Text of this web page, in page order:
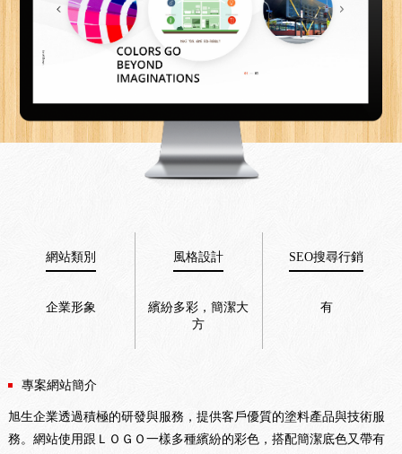
網站類別
企業形象
風格設計
繽紛多彩，簡潔大
方
SEO搜尋行銷
有
專案網站簡介
旭生企業透過積極的研發與服務，提供客戶優質的塗料產品與技術服
務。網站使用跟ＬＯＧＯ一樣多種繽紛的彩色，搭配簡潔底色又帶有